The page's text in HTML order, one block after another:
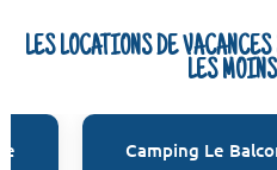
LES LOCATIONS DE
LES
Camping Le